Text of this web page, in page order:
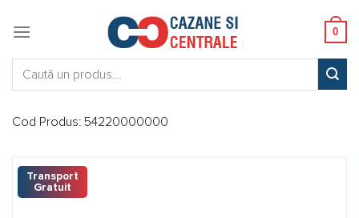
0
Cod Produs: 54220000000
Transport
Gratuit